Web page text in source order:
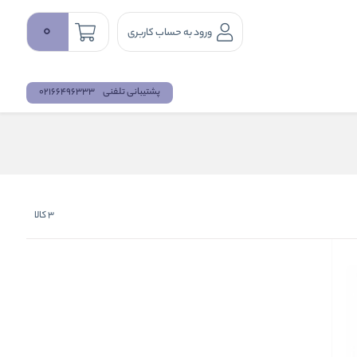
ورود به حساب کاربری 0
پشتیبانی تلفنی 02166496333
3کالا